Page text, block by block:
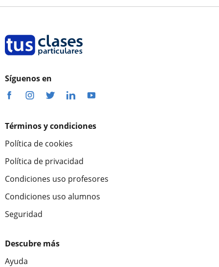
Síguenos en
Términos y condiciones
Política de cookies
Política de privacidad
Condiciones uso profesores
Condiciones uso alumnos
Seguridad
Descubre más
Ayuda